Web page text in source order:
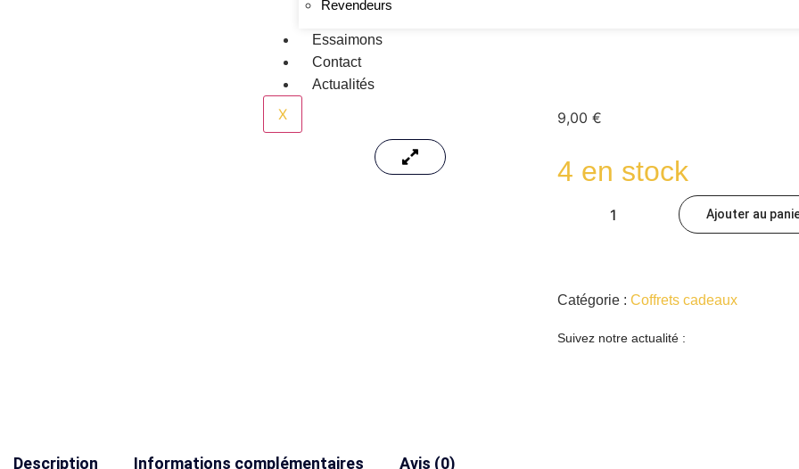
Revendeurs
Essaimons
Contact
Actualités
X 9,00 €
4 en stock
Ajouter au
Catégorie : Coffrets cadeaux
Suivez notre actualité :
Description Informations complémentaires Avis (0)